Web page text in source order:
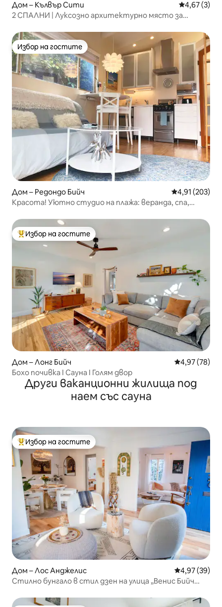
Дом – Кълвър Сити Средна
4,67 (3)
2 СПАЛНИ | Луксозно архитектурно място за
Избор на гостите
Избор на гостите
Дом – Редондо Бийч Средна
4,91 (203)
Красота! Уютно студио на плажа: веранда, спа,
Най-популярен избор на гостите
Избор на гостите
Дом – Лонг Бийч Средна
4,97 (78)
Бохо почивка I Сауна I Голям двор
Други ваканционни жилища под
наем със сауна
Най-популярен избор на гостите
Избор на гостите
Дом – Лос Анджелис Средна
4,97 (39)
Стилно бунгало в стил дзен на улица „Венис Бийч